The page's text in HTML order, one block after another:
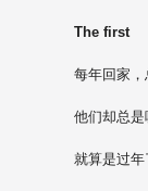
The first
每年回家
他们却总
就算是过